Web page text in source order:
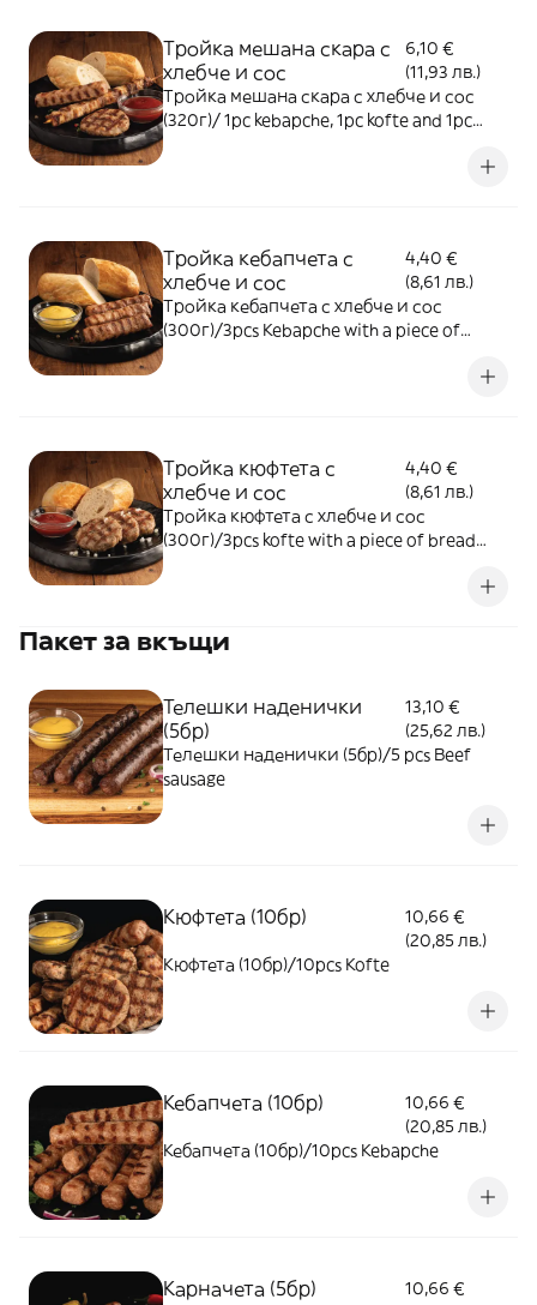
Тройка мешана скара с
хлебче и сос
6,10 €
(11,93 лв.)
Тройка мешана скара с хлебче и сос
(320г)/ 1pc kebapche, 1pc kofte and 1pc
Тройка кебапчета с
хлебче и сос
4,40 €
(8,61 лв.)
Тройка кебапчета с хлебче и сос
(300г)/3pcs Kebapche with a piece of
Тройка кюфтета с
хлебче и сос
4,40 €
(8,61 лв.)
Тройка кюфтета с хлебче и сос
(300г)/3pcs kofte with a piece of bread
Пакет за вкъщи
Телешки наденички
(5бр)
13,10 €
(25,62 лв.)
Телешки наденички (5бр)/5 pcs Beef
sausage
Кюфтета (10бр)
10,66 €
(20,85 лв.)
Кюфтета (10бр)/10pcs Kofte
Кебапчета (10бр)
10,66 €
(20,85 лв.)
Кебапчета (10бр)/10pcs Kebapche
Карначета (5бр)
10,66 €